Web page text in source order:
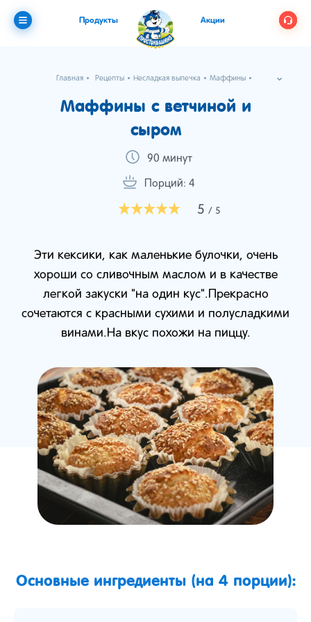
Продукты Акции
Главная Рецепты Несладкая выпечка
Маффины
Маффины с ветчиной и
сыром
90 минут
Порций: 4
5 / 5
Эти кексики, как маленькие булочки, очень
хороши со сливочным маслом и в качестве
легкой закуски "на один кус".Прекрасно
сочетаются с красными сухими и полусладкими
винами.На вкус похожи на пиццу.
Основные ингредиенты (на 4 порции):